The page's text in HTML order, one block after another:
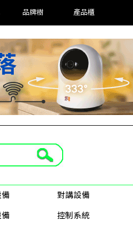
品牌樹 產品櫃
對講設備
控制系統